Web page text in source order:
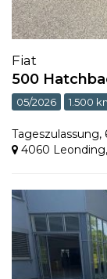
Fiat
500
05/2026 1.500
Tageszulassung,
4060 Leonding,